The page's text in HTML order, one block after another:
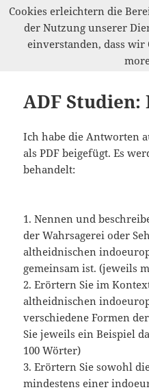
Werkelwald
ADF
Ich habe die Antworten
als PDF beigefügt. Es
behandelt:
1. Nennen und
der Wahrsagerei oder
altheidnischen
gemeinsam ist. (jeweils
2. Erörtern Sie im
altheidnischen
verschiedene Formen
Sie jeweils ein Beispiel
100 Wörter)
3. Erörtern Sie sowohl
mindestens einer
Cookies erleichtern die
der Nutzung unserer
einverstanden, dass wir